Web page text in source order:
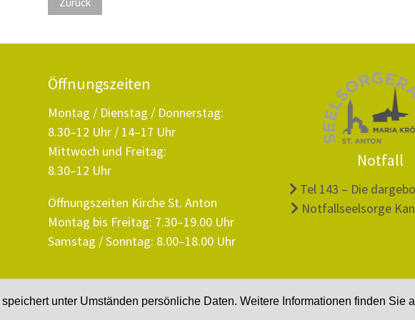
unter Umständen persönliche Daten. Weitere Informationen finden Sie
Zurück
Öffnungszeiten
Montag / Dienstag / Donnerstag:
8.30–12 Uhr / 14–17 Uhr
Mittwoch und Freitag:
8.30–12 Uhr
Öffnungszeiten Kirche St. Anton
Montag bis Freitag: 7.30–19.00 Uhr
Samstag / Sonntag: 8.00–18.00 Uhr
Notfall
Tel 143 – Die
Notfallseelsorge